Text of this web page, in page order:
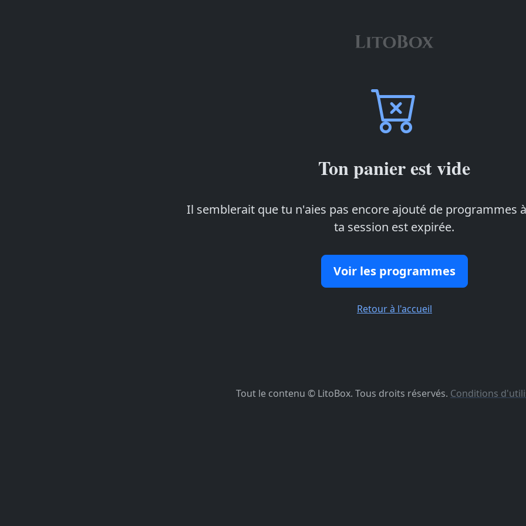
Ton panier est vide
Il semblerait que tu n'aies pas encore ajouté de programmes
ta session est expirée.
Voir les programmes
Retour à l'accueil
Tout le contenu © LitoBox. Tous droits réservés. Conditions